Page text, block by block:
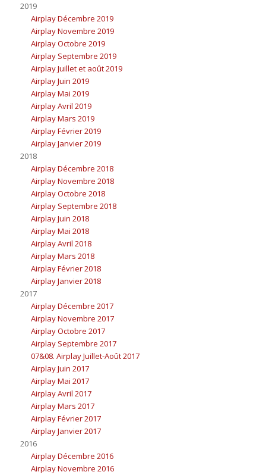
2019
Airplay Décembre 2019
Airplay Novembre 2019
Airplay Octobre 2019
Airplay Septembre 2019
Airplay Juillet et août 2019
Airplay Juin 2019
Airplay Mai 2019
Airplay Avril 2019
Airplay Mars 2019
Airplay Février 2019
Airplay Janvier 2019
2018
Airplay Décembre 2018
Airplay Novembre 2018
Airplay Octobre 2018
Airplay Septembre 2018
Airplay Juin 2018
Airplay Mai 2018
Airplay Avril 2018
Airplay Mars 2018
Airplay Février 2018
Airplay Janvier 2018
2017
Airplay Décembre 2017
Airplay Novembre 2017
Airplay Octobre 2017
Airplay Septembre 2017
07&08. Airplay Juillet-Août 2017
Airplay Juin 2017
Airplay Mai 2017
Airplay Avril 2017
Airplay Mars 2017
Airplay Février 2017
Airplay Janvier 2017
2016
Airplay Décembre 2016
Airplay Novembre 2016